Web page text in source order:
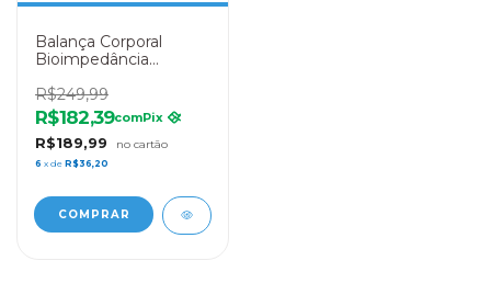
Balança Corporal
Bioimpedância
- Bioland
R$249,99
R$189,99
R$182,39comPix
6 x de R$36,20